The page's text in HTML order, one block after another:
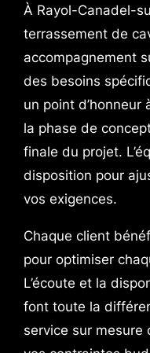
À Rayol-Canadel-
terrassement de
accompagnement
des besoins
un point d’honneur
la phase de
finale du projet.
disposition pour
vos exigences.
Chaque client
pour optimiser
L’écoute et la
font toute la
service sur